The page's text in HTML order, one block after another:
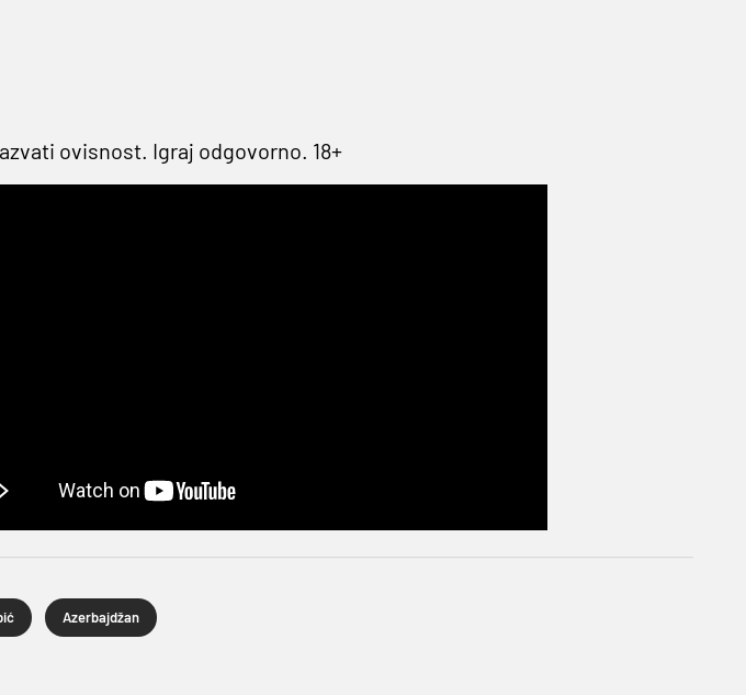
ovisnost. Igraj odgovorno. 18+
Azerbajdžan